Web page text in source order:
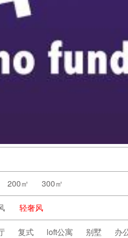
200㎡ 300㎡
轻奢风
复式 loft公寓 别墅 办